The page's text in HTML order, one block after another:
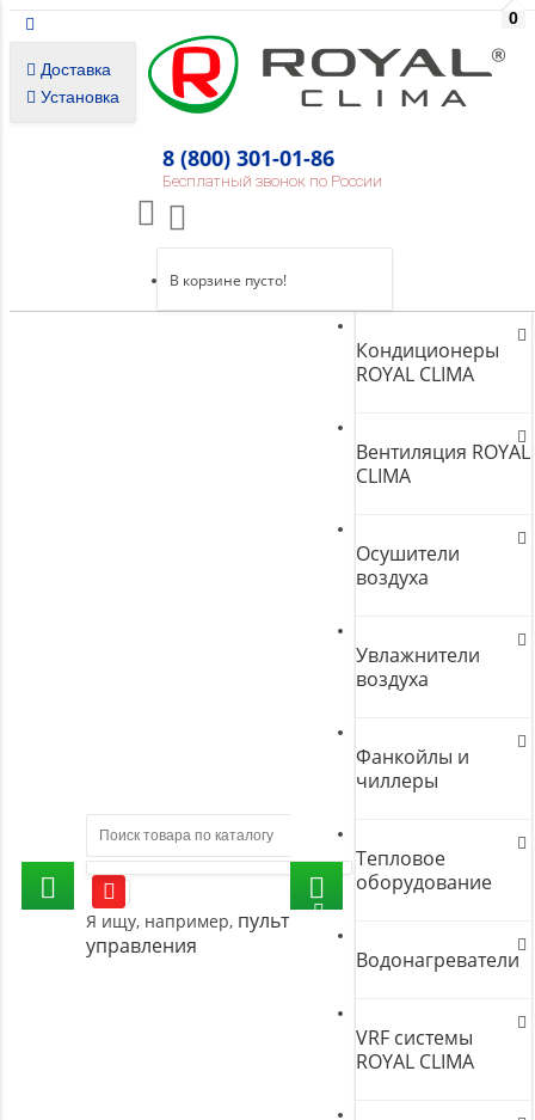
Доставка
Установка
8 (800) 301-01-86
Бесплатный звонок по России
0
В корзине пусто!
Я ищу, например, пульт
управления
Кондиционеры
ROYAL CLIMA
Вентиляция ROYAL
CLIMA
Осушители
воздуха
Увлажнители
воздуха
Фанкойлы и
чиллеры
Тепловое
оборудование
Водонагреватели
VRF системы
ROYAL CLIMA